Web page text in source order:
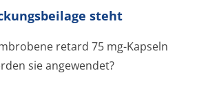
steht
retard 75 mg-Kapseln
sie angewendet?